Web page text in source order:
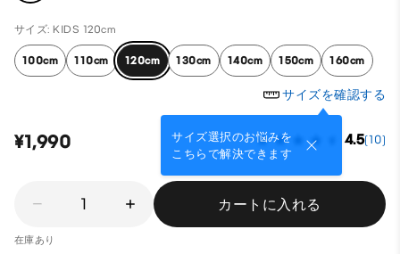
サイズ: KIDS 120cm
100cm 110cm 120cm 130cm 140cm 150cm 160cm
サイズを確認する
サイズ選択のお悩みを
こちらで解決できます
¥1,990 4.5(10)
1 カートに入れる
在庫あり